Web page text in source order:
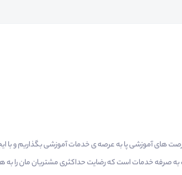
و برابری فرصت های آموزشی پا به عرصه ی خدمات آموزشی بگذاریم و
صرفه خدمات است که رضایت حداکثری مشتریان مان را به